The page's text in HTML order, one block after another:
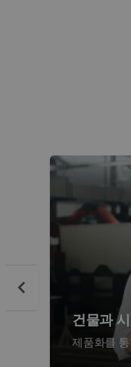
건물과
제품화를